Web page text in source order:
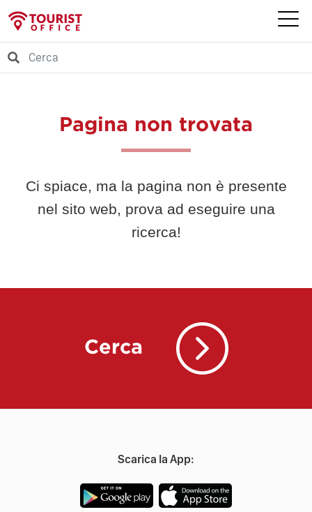
Pagina non trovata
Ci spiace, ma la pagina non è presente
nel sito web, prova ad eseguire una
ricerca!
Cerca
Scarica la App: